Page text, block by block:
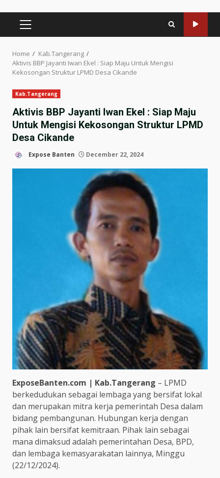
PRIMARY
MENU
Home
Kab.Tangerang
Aktivis BBP Jayanti Iwan Ekel : Siap Maju Untuk Mengisi
Kekosongan Struktur LPMD Desa Cikande
Kab.Tangerang
Aktivis BBP Jayanti Iwan Ekel : Siap Maju
Untuk Mengisi Kekosongan Struktur LPMD
Desa Cikande
Expose Banten December 22, 2024
ExposeBanten.com | Kab.Tangerang – LPMD
berkedudukan sebagai lembaga yang bersifat lokal
dan merupakan mitra kerja pemerintah Desa dalam
bidang pembangunan. Hubungan kerja dengan
pihak lain bersifat kemitraan. Pihak lain sebagai
mana dimaksud adalah pemerintahan Desa, BPD,
dan lembaga kemasyarakatan lainnya, Minggu
(22/12/2024).